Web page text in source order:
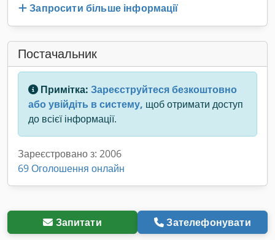
Запросити більше інформації
Постачальник
Примітка: Зареєструйтеся безкоштовно
або увійдіть в систему, щоб отримати доступ
до всієї інформації.
Зареєстровано з: 2006
69 Оголошення онлайн
Запитати Зателефонувати